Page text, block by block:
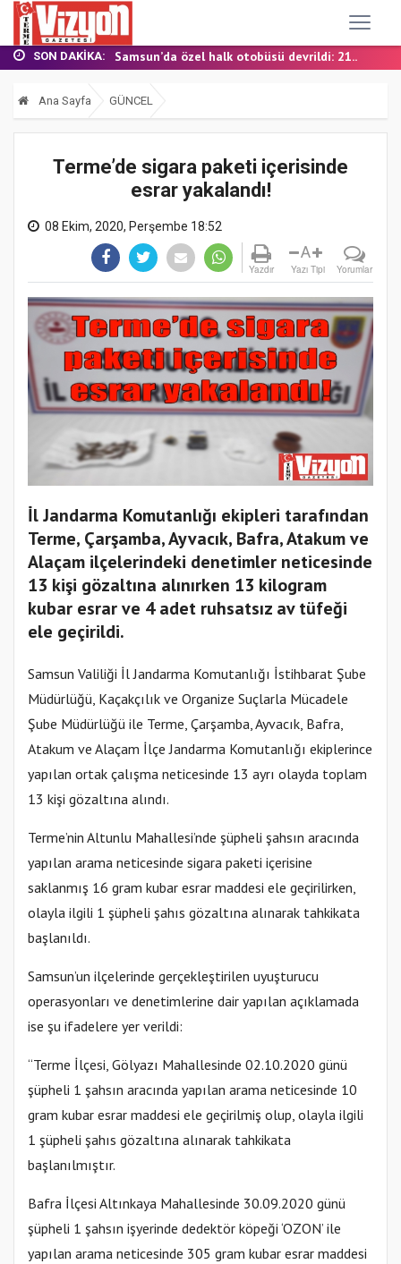
SON DAKIKA:
TERME MHP’DE KONGRE HEYECANI
YALI MAHALLESİ’NDE DOĞALGAZ İÇİN İLK KAZ...
Samsun’da özel halk otobüsü devrildi: 21...
FINDIK BAHÇESİNDE YANMIŞ HALDE ÖLÜ BULUN...
TERME MHP’DE KONGRE HEYECANI
Ana Sayfa GÜNCEL
Terme’de sigara paketi içerisinde
esrar yakalandı!
08 Ekim, 2020, Perşembe 18:52
Yazdır
A
Yazı Tipi Yorumlar
İl Jandarma Komutanlığı ekipleri tarafından
Terme, Çarşamba, Ayvacık, Bafra, Atakum ve
Alaçam ilçelerindeki denetimler neticesinde
13 kişi gözaltına alınırken 13 kilogram
kubar esrar ve 4 adet ruhsatsız av tüfeği
ele geçirildi.
Samsun Valiliği İl Jandarma Komutanlığı İstihbarat Şube
Müdürlüğü, Kaçakçılık ve Organize Suçlarla Mücadele
Şube Müdürlüğü ile Terme, Çarşamba, Ayvacık, Bafra,
Atakum ve Alaçam İlçe Jandarma Komutanlığı ekiplerince
yapılan ortak çalışma neticesinde 13 ayrı olayda toplam
13 kişi gözaltına alındı.
Terme’nin Altunlu Mahallesi’nde şüpheli şahsın aracında
yapılan arama neticesinde sigara paketi içerisine
saklanmış 16 gram kubar esrar maddesi ele geçirilirken,
olayla ilgili 1 şüpheli şahıs gözaltına alınarak tahkikata
başlanıldı.
Samsun’un ilçelerinde gerçekleştirilen uyuşturucu
operasyonları ve denetimlerine dair yapılan açıklamada
ise şu ifadelere yer verildi:
“Terme İlçesi, Gölyazı Mahallesinde 02.10.2020 günü
şüpheli 1 şahsın aracında yapılan arama neticesinde 10
gram kubar esrar maddesi ele geçirilmiş olup, olayla ilgili
1 şüpheli şahıs gözaltına alınarak tahkikata
başlanılmıştır.
Bafra İlçesi Altınkaya Mahallesinde 30.09.2020 günü
şüpheli 1 şahsın işyerinde dedektör köpeği ‘OZON’ ile
yapılan arama neticesinde 305 gram kubar esrar maddesi